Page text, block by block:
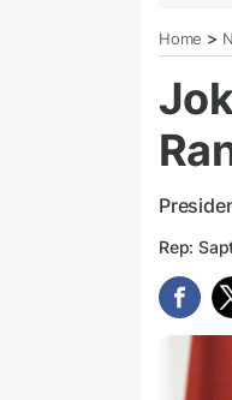
Home >
Rep: